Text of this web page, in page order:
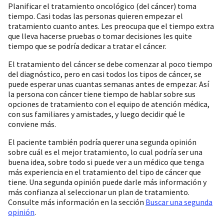
Planificar el tratamiento oncológico (del cáncer) toma
tiempo. Casi todas las personas quieren empezar el
tratamiento cuanto antes. Les preocupa que el tiempo extra
que lleva hacerse pruebas o tomar decisiones les quite
tiempo que se podría dedicar a tratar el cáncer.
El tratamiento del cáncer se debe comenzar al poco tiempo
del diagnóstico, pero en casi todos los tipos de cáncer, se
puede esperar unas cuantas semanas antes de empezar. Así
la persona con cáncer tiene tiempo de hablar sobre sus
opciones de tratamiento con el equipo de atención médica,
con sus familiares y amistades, y luego decidir qué le
conviene más.
El paciente también podría querer una segunda opinión
sobre cuál es el mejor tratamiento, lo cual podría ser una
buena idea, sobre todo si puede ver a un médico que tenga
más experiencia en el tratamiento del tipo de cáncer que
tiene. Una segunda opinión puede darle más información y
más confianza al seleccionar un plan de tratamiento.
Consulte más información en la sección Buscar una segunda
opinión.